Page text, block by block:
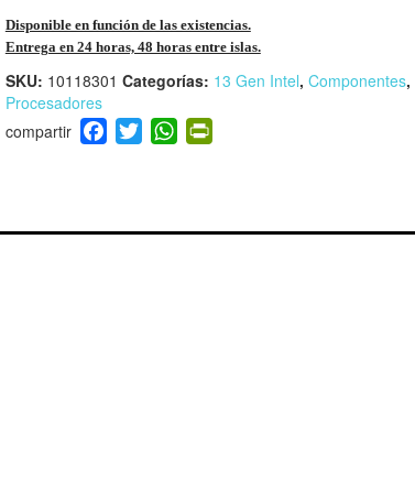
Disponible en función de las existencias.
Entrega en 24 horas, 48 horas entre islas.
SKU: 10118301 Categorías: 13 Gen Intel, Componentes,
Procesadores
F
a
b
T
wi
W
h
A
Pr
in
e